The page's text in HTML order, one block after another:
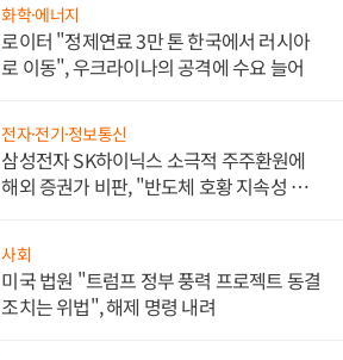
화학·에너지
로이터 "정제연료 3만 톤 한국에서 러시아
로 이동", 우크라이나의 공격에 수요 늘어
전자·전기·정보통신
삼성전자 SK하이닉스 소극적 주주환원에
해외 증권가 비판, "반도체 호황 지속성 의
사회
미국 법원 "트럼프 정부 풍력 프로젝트 동결
조치는 위법", 해제 명령 내려